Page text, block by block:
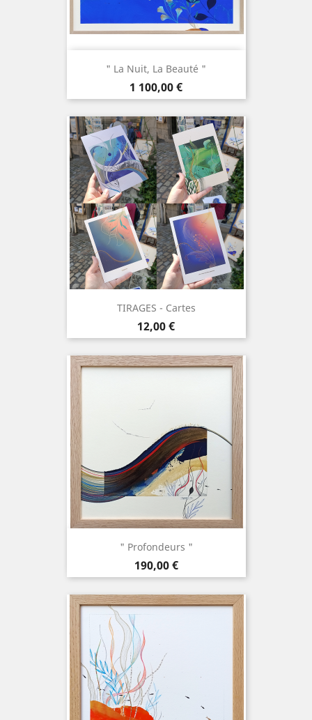
" La Nuit, La Beauté "
Prix
1 100,00 €
TIRAGES - Cartes
Prix
12,00 €
" Profondeurs "
Prix
190,00 €